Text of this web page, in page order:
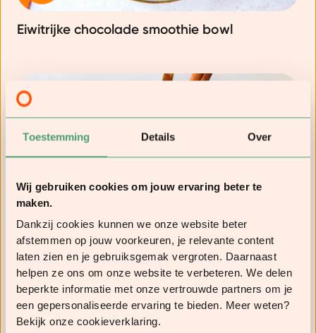
Toestemming Details Over
Wij gebruiken cookies om jouw ervaring beter te
maken.
Dankzij cookies kunnen we onze website beter
afstemmen op jouw voorkeuren, je relevante content
laten zien en je gebruiksgemak vergroten. Daarnaast
helpen ze ons om onze website te verbeteren. We delen
beperkte informatie met onze vertrouwde partners om je
een gepersonaliseerde ervaring te bieden. Meer weten?
Bekijk onze cookieverklaring.
Eiwitrijke chocolade smoothie bowl
Parfait van kwark met granola en fruit